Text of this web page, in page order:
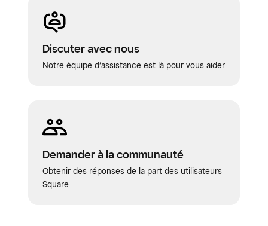
Discuter avec nous
Notre équipe d’assistance est là pour vous aider
Demander à la communauté
Obtenir des réponses de la part des utilisateurs
Square